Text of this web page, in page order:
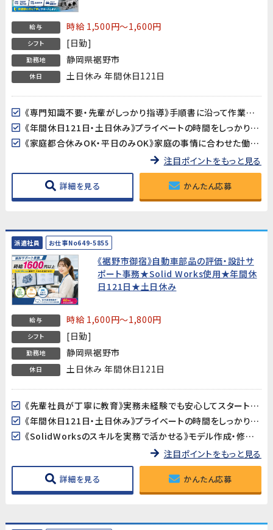
給与 時給 1,500円～1,600円
シフト [日勤]
勤務地 静岡県裾野市
休日 土日休み 年間休日121日
《専門知識不要・先輩がしっかり指導》手順書に沿って作業を進めるため、自動車業界が未経験の方も安心してスタートできます。
《年間休日121日・土日休み》プライベートの時間をしっかり確保できる環境です。
《家庭都合休みOK・平日のみOK》家庭の事情に合わせた働き方の相談が可能です。
注目ポイントをもっと見る
詳細を見る かんたん応募
派遣社員 お仕事No649-5855
《裾野市御宿》自動車部品の評価・設計サ
ポート事務★Solid Works使用★年間休
日121日★土日休み
給与 時給 1,600円～1,800円
シフト [日勤]
勤務地 静岡県裾野市
休日 土日休み 年間休日121日
《先輩社員が丁寧に教育》実務未経験でも安心してスタートできます。評価試験の経験が浅い方も、手順書に沿って進めるので大丈夫です。
《年間休日121日・土日休み》プライベートの時間をしっかり確保できる環境です。
《SolidWorksのスキルを実務で活かせる》モデル作成・修正のスキルを、大手自動車部品メーカーの開発現場で活かせます。
注目ポイントをもっと見る
詳細を見る かんたん応募